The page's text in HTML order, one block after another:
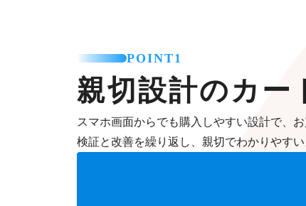
POINT1
親切設計のカー
スマホ画面からでも購入しやすい設計で、
検証と改善を繰り返し、親切でわかりやす